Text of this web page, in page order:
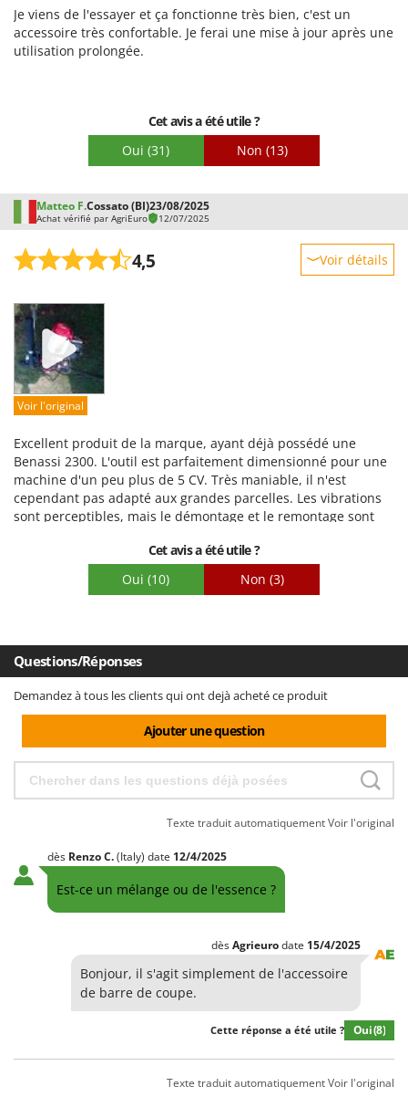
Pulvérisateurs
Pulvérisateurs portés
Rampes de chargement en aluminium
Râpes à fromage électriques
Râteaux pour tracteur
Remplisseuses
Robots nettoyeurs de piscine
Robots Tondeuses
Rouleaux pour tracteur
S
Scies à os
Scies à Ruban
Scies alternatives à batterie
Scies de jardin télescopiques
Sécateurs électriques à batterie
Sécateurs et Échenilloirs manuels
Sécateurs pneumatiques
Semoirs et Épandeurs d'engrais
Socs pour tracteur
Soufreuses - Poudreuses pour tracteur
T
Taille-haies
Taille-haies à bras pour tracteur
Tarières
Tondeuses à Gazon
Tondeuses autoportées
Tondeuses débroussailleuses thermiques
Trancheuses de sol
Treuils de débardage
Tronçonneuses
GRIFO
GVS
HiKOKI
Honda
I
Il-Tec
Imperia
Infaco
Intec
Italyco
ITM
J
Kemper
Keter
KitchenAid
Komo
L
Laica
Lampacrescia - MGM
Landxcape
LAR Casalinghi
Lavor
Lisam
Lotusgrill
Qualité / Prix
Facilité de montage
Je viens de l'essayer et ça fonctionne très bien, c'est un
accessoire très confortable. Je ferai une mise à jour après une
utilisation prolongée.
Cet avis a été utile ?
Oui (31) Non (13)
Matteo F.Cossato (BI)23/08/2025
Achat vérifié par AgriEuro 12/07/2025
4,5 Voir détails
Prestations
Facilité d'utilisation
Qualité / Prix
Facilité de montage
Voir l'original
Excellent produit de la marque, ayant déjà possédé une
Benassi 2300. L'outil est parfaitement dimensionné pour une
machine d'un peu plus de 5 CV. Très maniable, il n'est
cependant pas adapté aux grandes parcelles. Les vibrations
sont perceptibles, mais le démontage et le remontage sont
Cet avis a été utile ?
Oui (10) Non (3)
Questions/Réponses
Demandez à tous les clients qui ont dejà acheté ce produit
Ajouter une question
Texte traduit automatiquementVoir l'original
dès RenzoC.(Italy) date 12/4/2025
Est-ce un mélange ou de l'essence ?
dèsAgrieurodate 15/4/2025
Bonjour, il s'agit simplement de l'accessoire
de barre de coupe.
Cette réponse a été utile ? Oui(8)
Texte traduit automatiquementVoir l'original